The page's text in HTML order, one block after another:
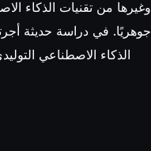
جوهريًا. في دراسة حديثة